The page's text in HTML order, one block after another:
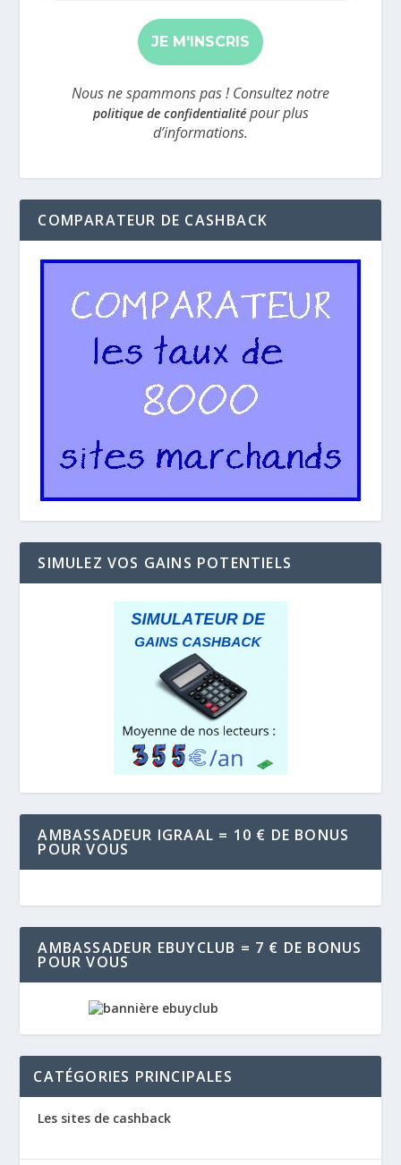
mail
*
Nous ne spammons pas ! Consultez notre
politique de confidentialitépour plus
d’informations.
COMPARATEUR DE CASHBACK
SIMULEZ VOS GAINS POTENTIELS
AMBASSADEUR IGRAAL = 10 € DE BONUS
POUR VOUS
AMBASSADEUR EBUYCLUB = 7 € DE BONUS
POUR VOUS
CATÉGORIES PRINCIPALES
Les sites de cashback